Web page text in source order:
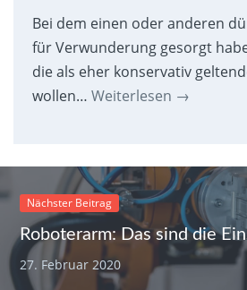
Bei dem einen oder anderen
für Verwunderung gesorgt
die als eher konservativ
wollen… Weiterlesen →
Nächster Beitrag
27. Februar 2020